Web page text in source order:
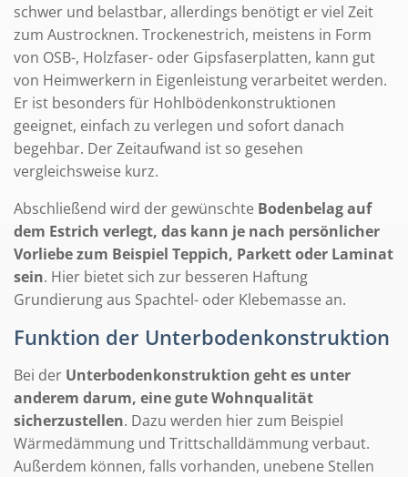
schwer und belastbar, allerdings benötigt er viel Zeit
zum Austrocknen. Trockenestrich, meistens in Form
von OSB-, Holzfaser- oder Gipsfaserplatten, kann gut
von Heimwerkern in Eigenleistung verarbeitet werden.
Er ist besonders für Hohlbödenkonstruktionen
geeignet, einfach zu verlegen und sofort danach
begehbar. Der Zeitaufwand ist so gesehen
vergleichsweise kurz.
Abschließend wird der gewünschte Bodenbelag auf
dem Estrich verlegt, das kann je nach persönlicher
Vorliebe zum Beispiel Teppich, Parkett oder Laminat
sein. Hier bietet sich zur besseren Haftung
Grundierung aus Spachtel- oder Klebemasse an.
Funktion der Unterbodenkonstruktion
Bei der Unterbodenkonstruktion geht es unter
anderem darum, eine gute Wohnqualität
sicherzustellen. Dazu werden hier zum Beispiel
Wärmedämmung und Trittschalldämmung verbaut.
Außerdem können, falls vorhanden, unebene Stellen